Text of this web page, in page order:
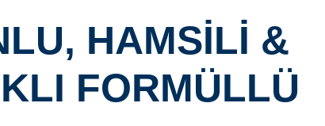
HAMSİLİ &
FORMÜLLÜ